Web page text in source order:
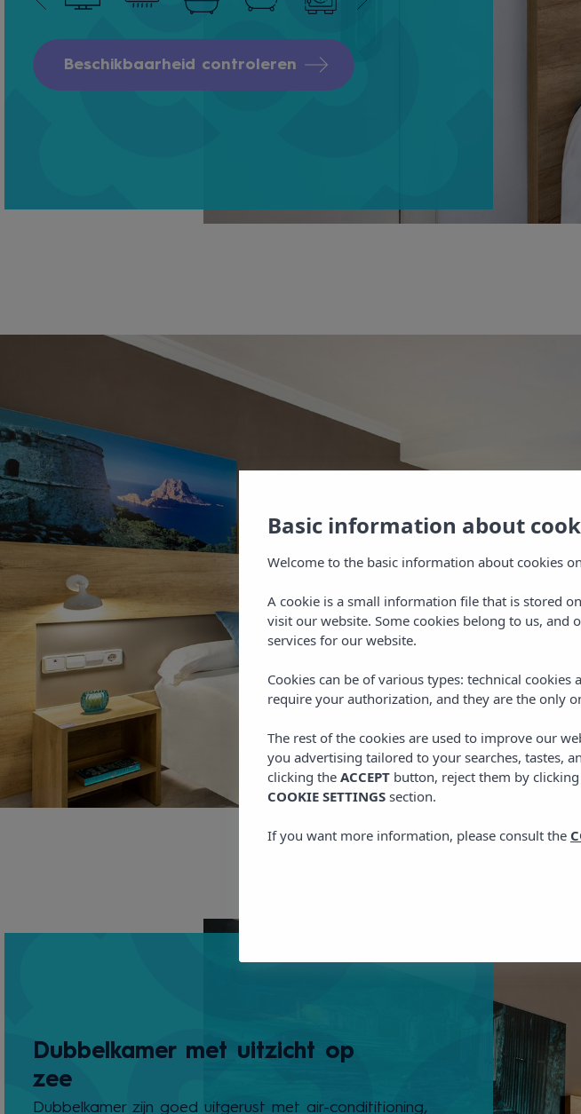
Beschikbaarheid controleren
Dubbelkamer met uitzicht op
zee
Dubbelkamer zijn goed uitgerust met air-condititioning,
Basic information about
Welcome to the basic information about cookies
A cookie is a small information file that is stored
visit our website. Some cookies belong to us,
services for our website.
Cookies can be of various types: technical
require your authorization, and they are the only
The rest of the cookies are used to improve our
you advertising tailored to your searches, tastes,
clicking the ACCEPTbutton, reject them by
COOKIE SETTINGSsection.
If you want more information, please consult the